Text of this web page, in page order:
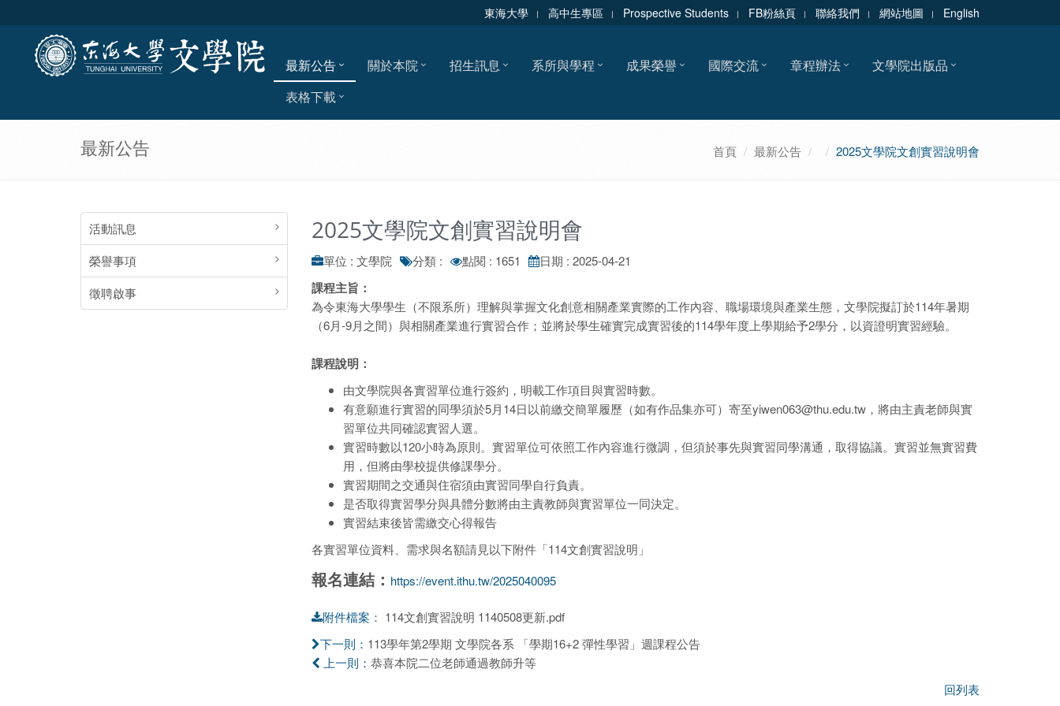
東海大學 高中生專區 Prospective Students FB粉絲頁 聯絡我們 網站地圖 English
最新公告 關於本院 招生訊息 系所與學程 成果榮譽 國際交流 章程辦法
文學院出版品
表格下載
最新公告 首頁 最新公告 2025文學院文創實習說明會
活動訊息
榮譽事項
徵聘啟事
2025文學院文創實習說明會
單位 : 文學院 分類 : 點閱 : 1651 日期 : 2025-04-21
課程主旨：
為令東海大學學生（不限系所）理解與掌握文化創意相關產業實際的工作內容、職場環境與產業生態，文學院擬訂於114年暑期
（6月-9月之間）與相關產業進行實習合作；並將於學生確實完成實習後的114學年度上學期給予2學分，以資證明實習經驗。
課程說明：
由文學院與各實習單位進行簽約，明載工作項目與實習時數。
有意願進行實習的同學須於5月14日以前繳交簡單履歷（如有作品集亦可）寄至yiwen063@thu.edu.tw，將由主責老師與實
習單位共同確認實習人選。
實習時數以120小時為原則。實習單位可依照工作內容進行微調，但須於事先與實習同學溝通，取得協議。實習並無實習費
用，但將由學校提供修課學分。
實習期間之交通與住宿須由實習同學自行負責。
是否取得實習學分與具體分數將由主責教師與實習單位一同決定。
實習結束後皆需繳交心得報告
各實習單位資料、需求與名額請見以下附件「114文創實習說明」
報名連結： https://event.ithu.tw/2025040095
附件檔案 ： 114文創實習說明 1140508更新.pdf
下一則： 113學年第2學期 文學院各系 「學期16+2 彈性學習」週課程公告
上一則： 恭喜本院二位老師通過教師升等
回列表